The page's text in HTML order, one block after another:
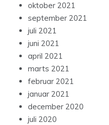
oktober 2021
september 2021
juli 2021
juni 2021
april 2021
marts 2021
februar 2021
januar 2021
december 2020
juli 2020